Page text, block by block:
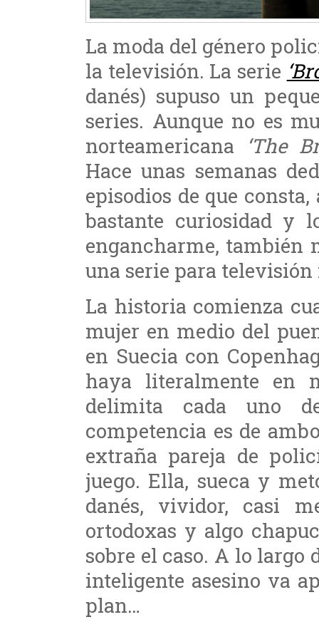
La moda del género
la televisión. La serie
danés) supuso un
series. Aunque no es
norteamericana
‘The
Hace unas semanas
episodios de que
bastante curiosidad y
engancharme, también
una serie para
La historia comienza
mujer en medio del
en Suecia con
haya literalmente en
delimita cada uno
competencia es de
extraña pareja de
juego. Ella, sueca y
danés, vividor, casi
ortodoxas y algo
sobre el caso. A lo largo
inteligente asesino va
plan…